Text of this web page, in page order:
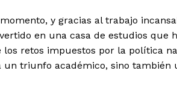
y gracias al trabajo
en una casa de estudios
los retos impuestos por la política
un triunfo académico, sino